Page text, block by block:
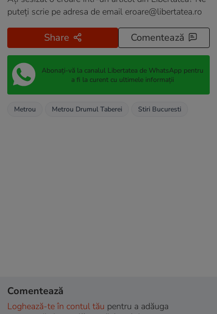
puteți scrie pe adresa de email eroare@libertatea.ro
Share Comentează
Abonați-vă la canalul Libertatea de WhatsApp pentru
a fi la curent cu ultimele informații
Metrou Metrou Drumul Taberei Stiri Bucuresti
Comentează
Loghează-te în contul tău pentru a adăuga